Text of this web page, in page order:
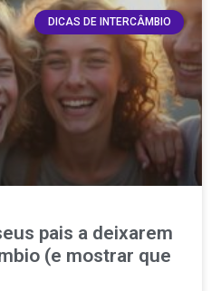
DICAS DE INTERCÂMBIO
pais a deixarem
(e mostrar que